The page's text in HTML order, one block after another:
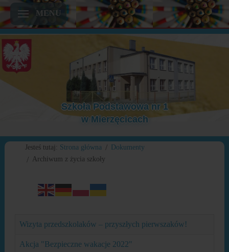
MENU
Szkoła Podstawowa nr 1
w Mierzęcicach
Jesteś tutaj: Strona główna
Dokumenty
Archiwum z życia szkoły
Wizyta przedszkolaków – przyszłych pierwszaków!
Akcja "Bezpieczne wakacje 2022"
PoprzedniPoprzedni
miesiąc
Następny
Następny